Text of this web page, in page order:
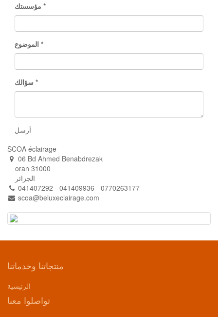
مؤسستك
الموضوع
سؤالك
أرسل
SCOA éclairage
06 Bd Ahmed Benabdrezak
oran 31000
الجزائر
041407292 - 041409936 - 0770263177
scoa@beluxeclairage.com
منتجاتنا وخدماتنا
الرئيسية
تواصلوا معنا